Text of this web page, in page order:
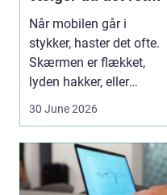
værksted
Når mobilen går i
stykker, haster det ofte.
Skærmen er flækket,
lyden hakker, eller
batteriet løber ...
30 June 2026